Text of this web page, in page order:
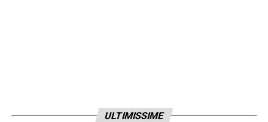
ULTIMISSIME